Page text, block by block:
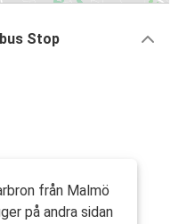
Stop
från Malmö
på andra sidan